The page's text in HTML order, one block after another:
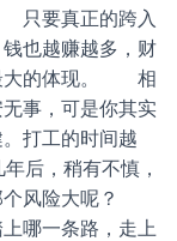
只要真正的跨入
也越赚越多，财
最大的体现。 相
事，可是你其实
打工的时间越
后，稍有不慎，
个风险大呢？
哪一条路，走上